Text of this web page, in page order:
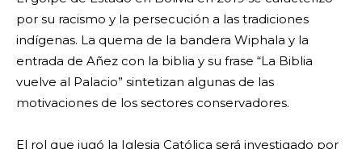
por su racismo y la persecución a las tradiciones
indígenas. La quema de la bandera Wiphala y la
entrada de Añez con la biblia y su frase “La Biblia
vuelve al Palacio” sintetizan algunas de las
motivaciones de los sectores conservadores.
El rol que jugó la Iglesia Católica será investigado por